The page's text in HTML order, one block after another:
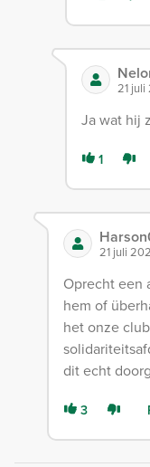
21 juli
Ja wat hij
1
21 juli
Oprecht een
hem of
het onze
dit echt
3